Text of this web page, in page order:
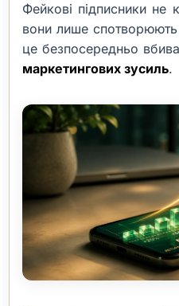
Фейкові підписники не
вони лише спотворюють
це безпосередньо
маркетингових зусиль.